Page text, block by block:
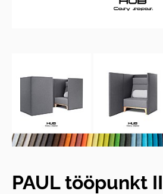
PAUL tööpunkt II